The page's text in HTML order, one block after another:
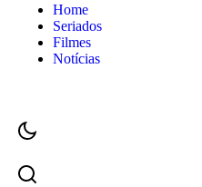
Home
Seriados
Filmes
Notícias